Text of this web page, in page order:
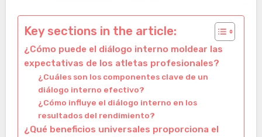
Key sections in the article:
¿Cómo puede el diálogo interno moldear las
expectativas de los atletas profesionales?
¿Cuáles son los componentes clave de un
diálogo interno efectivo?
¿Cómo influye el diálogo interno en los
resultados del rendimiento?
¿Qué beneficios universales proporciona el